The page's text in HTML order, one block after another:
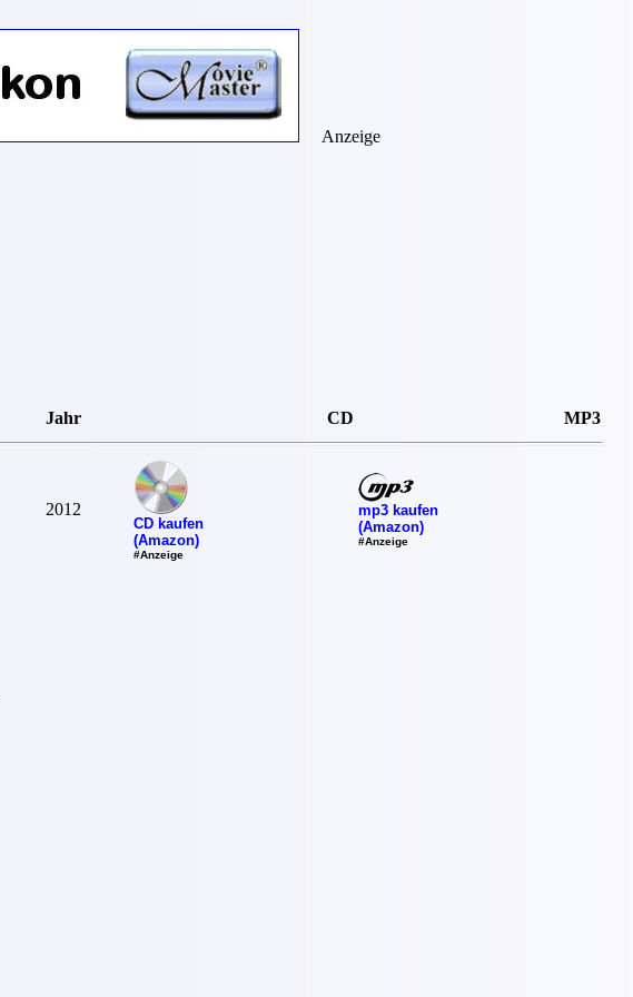
Jahr CD MP3
2012
CD kaufen
(Amazon)
#Anzeige
mp3 kaufen
(Amazon)
#Anzeige
Anzeige